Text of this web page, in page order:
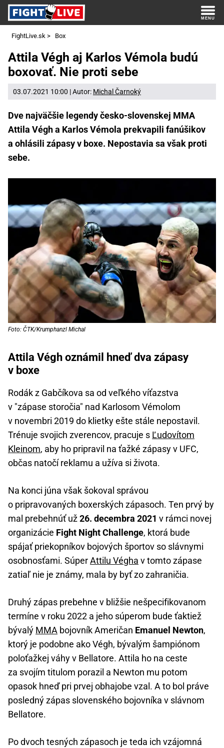
FightLive.sk > Box
Attila Végh aj Karlos Vémola budú
boxovať. Nie proti sebe
03.07.2021 10:00 | Autor: Michal Čarnoký
Dve najväčšie legendy česko-slovenskej MMA
Attila Végh a Karlos Vémola prekvapili fanúšikov
a ohlásili zápasy v boxe. Nepostavia sa však proti
sebe.
Foto: ČTK/Krumphanzl Michal
Attila Végh oznámil hneď dva zápasy
v boxe
Rodák z Gabčíkova sa od veľkého víťazstva
v "zápase storočia" nad Karlosom Vémolom
v novembri 2019 do klietky ešte stále nepostavil.
Trénuje svojich zverencov, pracuje s Ľudovítom
Kleinom, aby ho pripravil na ťažké zápasy v UFC,
občas natočí reklamu a užíva si života.
Na konci júna však šokoval správou
o pripravovaných boxerských zápasoch. Ten prvý by
mal prebehnúť už26. decembra 2021 v rámci novej
organizácie Fight Night Challenge, ktorá bude
spájať priekopníkov bojových športov so slávnymi
osobnosťami. SúperAttilu Végha v tomto zápase
zatiaľ nie je známy, mala by byť zo zahraničia.
Druhý zápas prebehne v bližšie nešpecifikovanom
termíne v roku 2022 a jeho súperom bude ťaktiež
bývalý MMA bojovník Američan Emanuel Newton,
ktorý je podobne ako Végh, bývalým šampiónom
poloťažkej váhy v Bellatore. Attila ho na ceste
za svojím titulom porazil a Newton mu potom
opasok hneď pri prvej obhajobe vzal. A to bol práve
posledný zápas slovenského bojovníka v slávnom
Bellatore.
Po dvoch tesných zápasoch je teda ich vzájomná